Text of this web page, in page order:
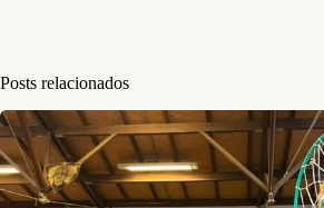
Posts relacionados